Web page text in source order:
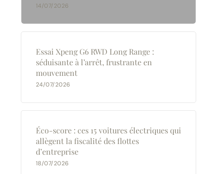
14/07/2026
Essai Xpeng G6 RWD Long Range :
séduisante à l’arrêt, frustrante en
mouvement
24/07/2026
Éco-score : ces 15 voitures électriques qui
allègent la fiscalité des flottes
d’entreprise
18/07/2026